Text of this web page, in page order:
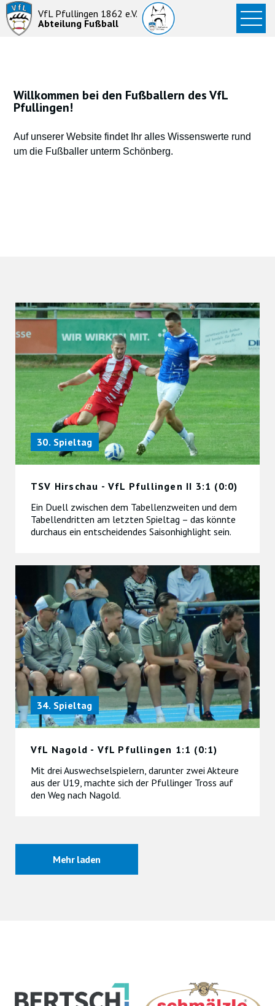
VfL Pfullingen 1862 e.V.
Abteilung Fußball
Startseite
News
Abteilung
Willkommen bei den Fußballern des VfL
Pfullingen!
Auf unserer Website findet Ihr alles Wissenswerte rund
um die Fußballer unterm Schönberg.
30. Spieltag
TSV Hirschau - VfL Pfullingen II 3:1 (0:0)
Ein Duell zwischen dem Tabellenzweiten und dem
Tabellendritten am letzten Spieltag – das könnte
durchaus ein entscheidendes Saisonhighlight sein.
34. Spieltag
VfL Nagold - VfL Pfullingen 1:1 (0:1)
Mit drei Auswechselspielern, darunter zwei Akteure
aus der U19, machte sich der Pfullinger Tross auf
den Weg nach Nagold.
Mehr laden